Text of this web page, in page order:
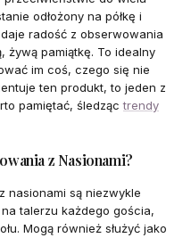
odłożony na półkę i
radość z obserwowania
żywą pamiątkę. To idealny
im coś, czego się nie
ten produkt, to jeden z
pamiętać, śledząctrendy
z Nasionami?
nasionami są niezwykle
talerzu każdego gościa,
Mogą również służyć jako